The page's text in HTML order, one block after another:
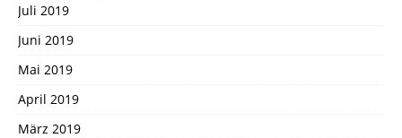
Juli 2019
Juni 2019
Mai 2019
April 2019
März 2019